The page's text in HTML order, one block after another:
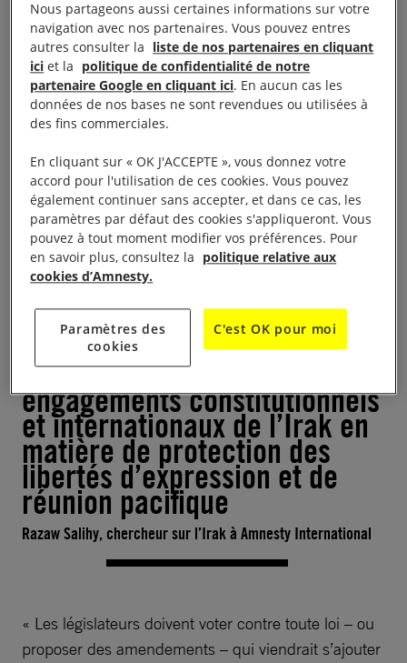
À la veille du vote parlementaire surun projet de loi
relatif aux droits à la liberté d’expression et de
réunion pacifique, prévu lors de la session du
Parlement irakien samedi 2 août, Razaw Salihy,
chercheur sur l’Irak à Amnesty International, a
Les législateurs doivent voter
contre toute loi – ou proposer
des amendements – qui
viendrait s’ajouter à l’arsenal
déjà déployé par les autorités
pour restreindre l’espace
civique, ou trahir les
engagements constitutionnels
et internationaux de l’Irak en
matière de protection des
libertés d’expression et de
réunion pacifique
Razaw Salihy, chercheur sur l’Irak à Amnesty International
« Les législateurs doivent voter contre toute loi – ou
proposer des amendements – qui viendrait s’ajouter
Nous partageons aussi certaines informations sur votre
navigation avec nos partenaires. Vous pouvez entres
autres consulter la liste de nos partenaires en cliquant
ici et la politique de confidentialité de notre
partenaire Google en cliquant ici. En aucun cas les
données de nos bases ne sont revendues ou utilisées à
des fins commerciales.
En cliquant sur « OK J'ACCEPTE », vous donnez votre
accord pour l'utilisation de ces cookies. Vous pouvez
également continuer sans accepter, et dans ce cas, les
paramètres par défaut des cookies s'appliqueront. Vous
pouvez à tout moment modifier vos préférences. Pour
en savoir plus, consultez la politique relative aux
cookies d’Amnesty.
Paramètres des
cookies
C'est OK pour moi